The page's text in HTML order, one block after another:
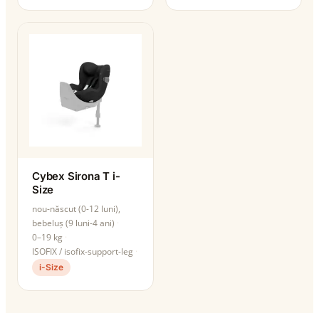
Cybex Sirona T i-
Size
nou-născut (0-12 luni),
bebeluș (9 luni-4 ani)
0–19 kg
ISOFIX / isofix-support-leg
i-Size